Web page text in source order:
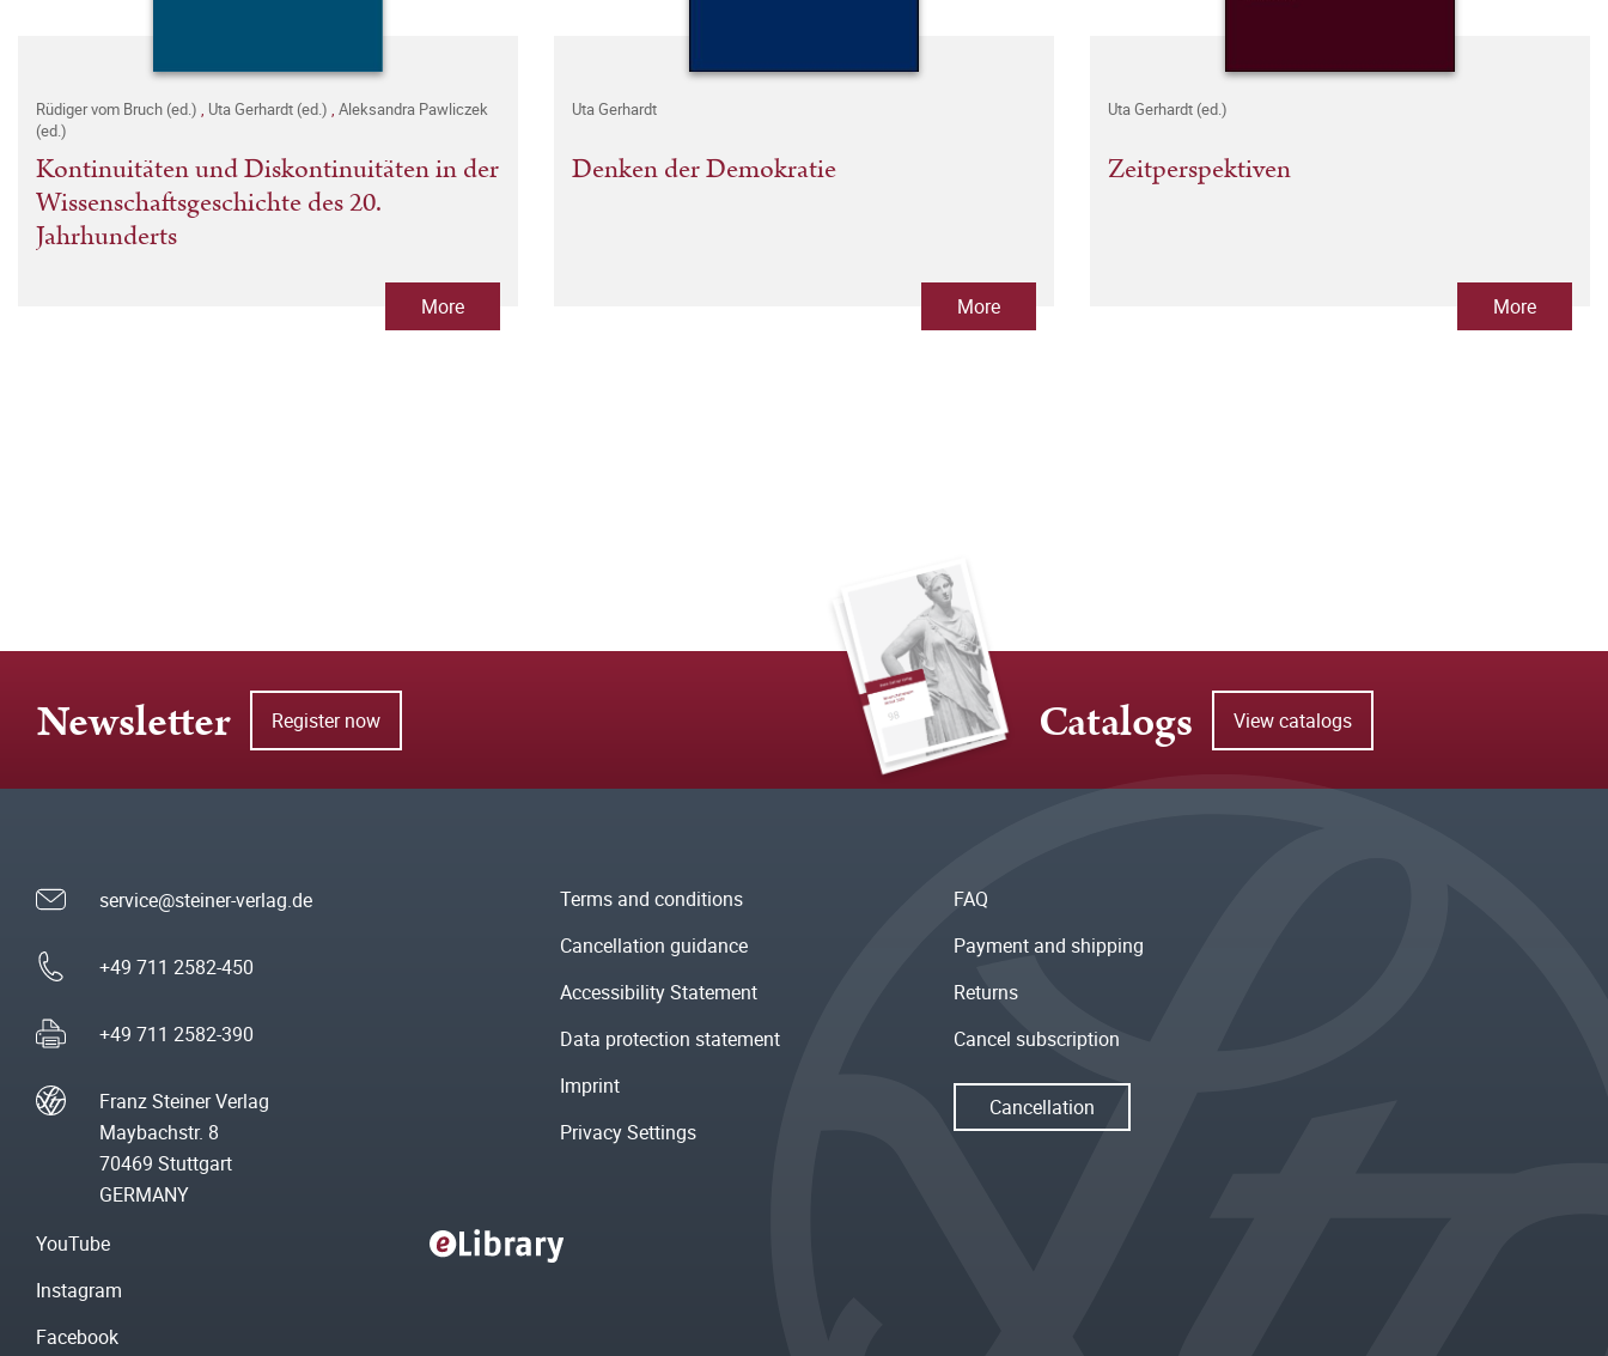
Rüdiger vom Bruch (ed.) , Uta Gerhardt (ed.) , Aleksandra Pawliczek
(ed.)
Kontinuitäten und Diskontinuitäten in der
Wissenschaftsgeschichte des 20.
Jahrhunderts
More
Uta Gerhardt
Denken der Demokratie
More
Uta Gerhardt (ed.)
Zeitperspektiven
More
Newsletter Register now Catalogs View catalogs
service@steiner-verlag.de
+49 711 2582-450
+49 711 2582-390
Franz Steiner Verlag
Maybachstr. 8
70469 Stuttgart
GERMANY
Terms and conditions
Cancellation guidance
Accessibility Statement
Data protection statement
Imprint
Privacy Settings
FAQ
Payment and shipping
Returns
Cancel subscription
Cancellation
YouTube
Instagram
Facebook